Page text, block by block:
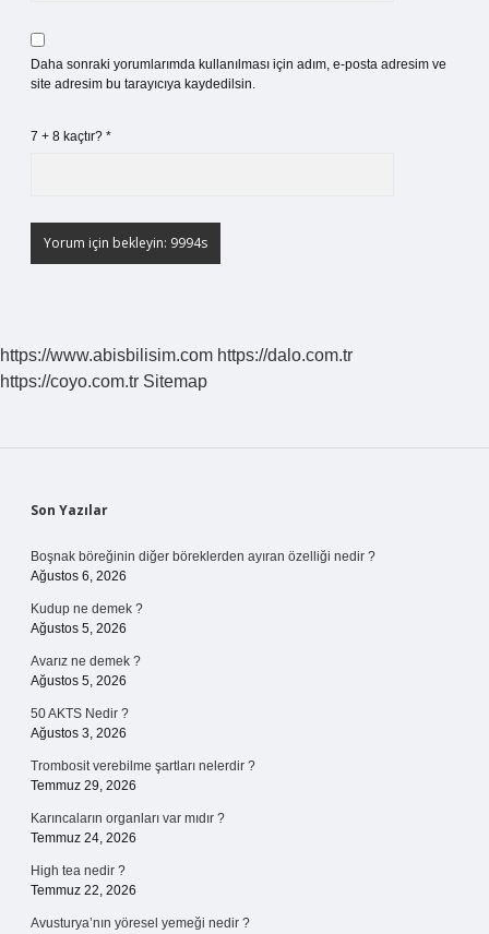
Daha sonraki yorumlarımda kullanılması için adım, e-posta adresim ve
site adresim bu tarayıcıya kaydedilsin.
7 + 8 kaçtır? *
https://www.abisbilisim.com https://dalo.com.tr
https://coyo.com.tr Sitemap
Sidebar
Son Yazılar
Boşnak böreğinin diğer böreklerden ayıran özelliği nedir ?
Ağustos 6, 2026
Kudup ne demek ?
Ağustos 5, 2026
Avarız ne demek ?
Ağustos 5, 2026
50 AKTS Nedir ?
Ağustos 3, 2026
Trombosit verebilme şartları nelerdir ?
Temmuz 29, 2026
Karıncaların organları var mıdır ?
Temmuz 24, 2026
High tea nedir ?
Temmuz 22, 2026
Avusturya’nın yöresel yemeği nedir ?